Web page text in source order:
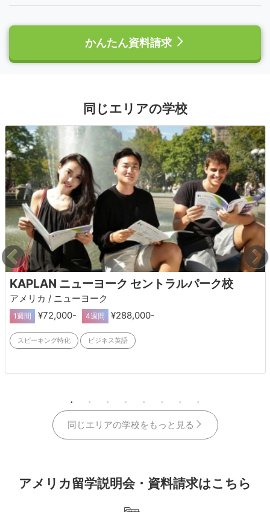
かんたん資料請求
同じエリアの学校
KAPLAN ニューヨーク セントラルパーク校
アメリカ / ニューヨーク
1週間 ¥72,000- 4週間 ¥288,000-
スピーキング特化 ビジネス英語
同じエリアの学校をもっと見る
アメリカ留学説明会・資料請求はこちら